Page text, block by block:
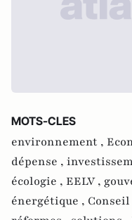
MOTS-CLES
environnement ,
dépense ,
écologie , EELV ,
énergétique , Conseil